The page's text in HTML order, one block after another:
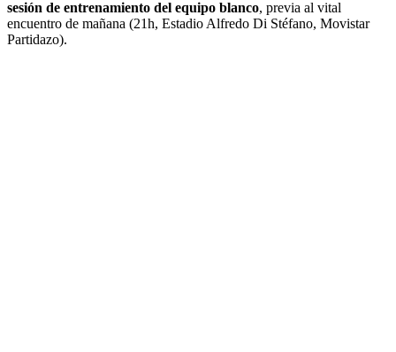
sesión de entrenamiento del equipo blanco, previa al vital
encuentro de mañana (21h, Estadio Alfredo Di Stéfano, Movistar
Partidazo).